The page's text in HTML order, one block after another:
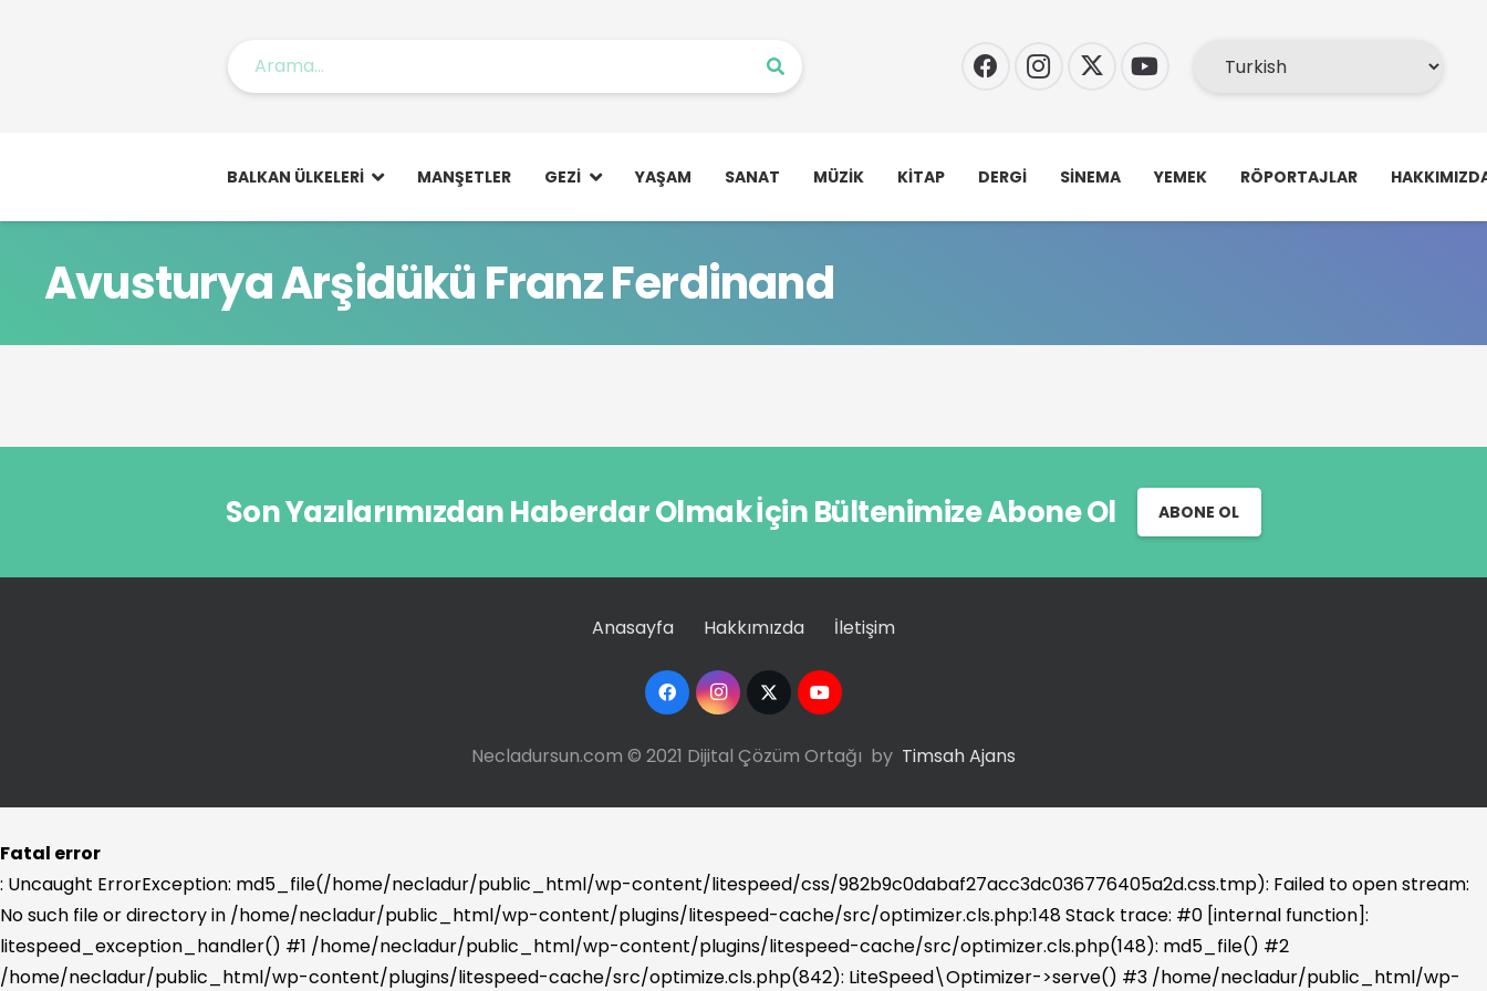
BALKAN ÜLKELERI MANŞETLER GEZI YAŞAM SANAT MÜZIK KITAP DERGI SINEMA YEMEK RÖPORTAJLAR
Avusturya Arşidükü Franz Ferdinand
Son Yazılarımızdan Haberdar Olmak İçin Bültenimize Abone Ol ABONE OL
Anasayfa Hakkımızda İletişim
Necladursun.com © 2021 Dijital Çözüm Ortağı by Timsah Ajans
Fatal error
: Uncaught ErrorException: md5_file(/home/necladur/public_html/wp-content/litespeed/css/982b9c0dabaf27acc3dc036776405a2d.css.tmp): Failed to open stream:
No such file or directory in /home/necladur/public_html/wp-content/plugins/litespeed-cache/src/optimizer.cls.php:148 Stack trace: #0 [internal function]:
litespeed_exception_handler() #1 /home/necladur/public_html/wp-content/plugins/litespeed-cache/src/optimizer.cls.php(148): md5_file() #2
/home/necladur/public_html/wp-content/plugins/litespeed-cache/src/optimize.cls.php(842): LiteSpeed\Optimizer->serve() #3 /home/necladur/public_html/wp-